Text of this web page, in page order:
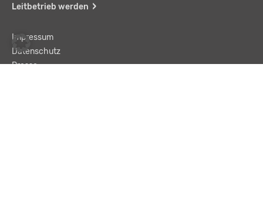
Leitbetrieb werden
Impressum
Datenschutz
Presse